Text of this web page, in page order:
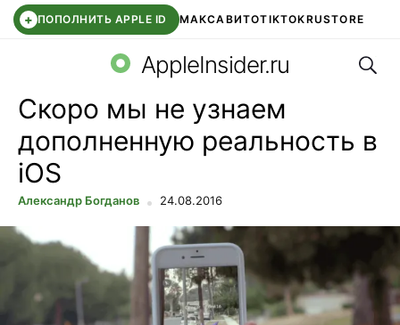
+ ПОПОЛНИТЬ APPLE ID МАКСАВИТОTIKTOKRUSTORE
WB КЛУБIOS 26.6 DDE STORE
AppleInsider.ru
Скоро мы не узнаем
дополненную реальность в
iOS
Александр Богданов 24.08.2016